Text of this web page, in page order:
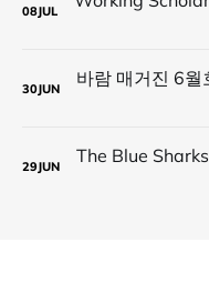
08JUL
30JUN
29JUN